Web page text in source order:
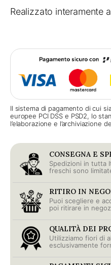
Realizzato interamente
Il sistema di pagamento di cui
europee PCI DSS e PSD2, lo
l’elaborazione e l’archiviazione
CONSEGNA E
Spedizioni in tutta
freschi sono
RITIRO IN
Puoi scegliere e
poi ritirare in
QUALITÀ DEI
Utilizziamo fiori di
esclusivamente